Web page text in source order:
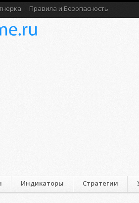
Правила и Безопасность
Индикаторы Стратегии